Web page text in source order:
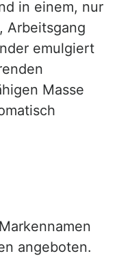
in einem, nur
Arbeitsgang
emulgiert
Masse
angeboten.